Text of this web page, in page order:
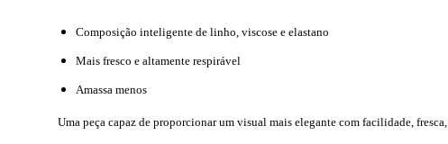
Composição inteligente de linho, viscose e elastano
Mais fresco e altamente respirável
Amassa menos
Uma peça capaz de proporcionar um visual mais elegante com facilidade,